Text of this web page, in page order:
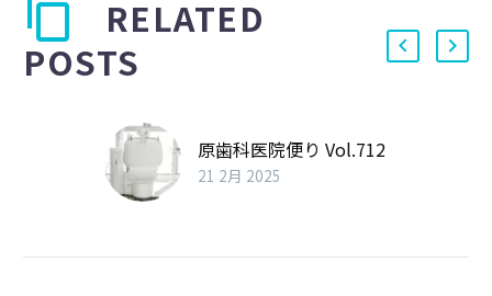
RELATED
POSTS
原歯科医院便り Vol.712
21 2月 2025